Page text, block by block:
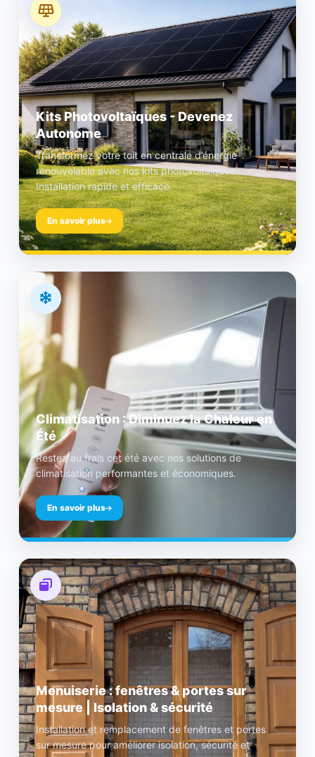
Kits Photovoltaïques - Devenez
Autonome
Transformez votre toit en centrale d’énergie
renouvelable avec nos kits photovoltaïques.
Installation rapide et efficace.
En savoir plus
Climatisation : Diminuez la Chaleur en
Été
Restez au frais cet été avec nos solutions de
climatisation performantes et économiques.
En savoir plus
Menuiserie : fenêtres & portes sur
mesure | Isolation & sécurité
Installation et remplacement de fenêtres et portes
sur mesure pour améliorer isolation, sécurité et